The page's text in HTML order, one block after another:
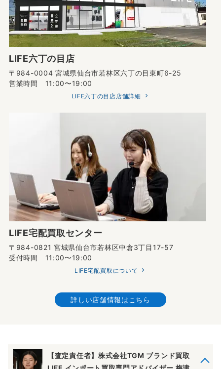
LIFE六丁の目店
〒984-0004 宮城県仙台市若林区六丁の目東町6-25
営業時間 11:00〜19:00
LIFE六丁の目店店舗詳細
LIFE宅配買取センター
〒984-0821 宮城県仙台市若林区中倉3丁目17-57
受付時間 11:00〜19:00
LIFE宅配買取について
詳しい店舗情報はこちら
【査定責任者】株式会社TGM ブランド買取